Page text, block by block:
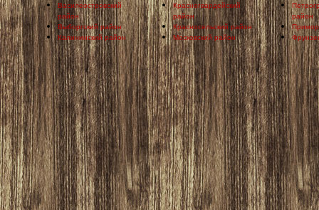
Василеостровский
район
Выборгский район
Калининский район
Красногвардейский
район
Красносельский район
Московский район
район